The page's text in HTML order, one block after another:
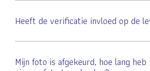
Heeft de verificatie invloed op de
Mijn foto is afgekeurd, hoe lang